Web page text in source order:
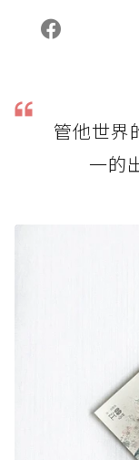
管他世界
一的